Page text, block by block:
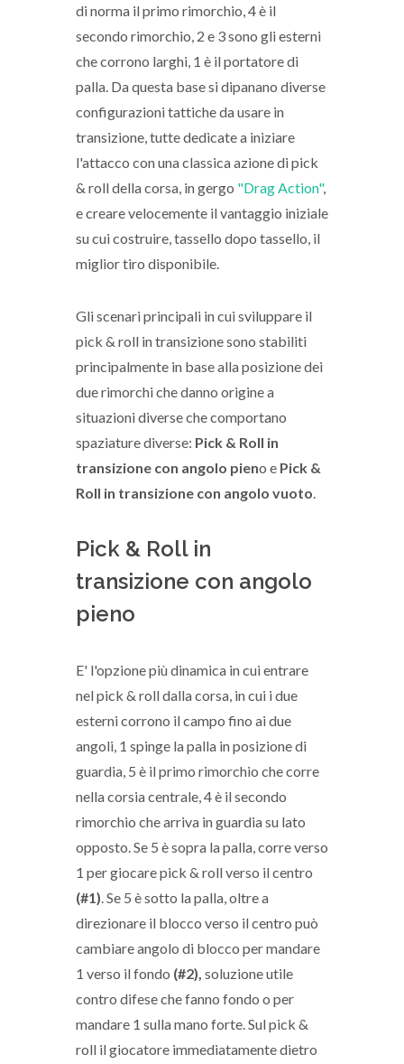
di norma il primo rimorchio, 4 è il
secondo rimorchio, 2 e 3 sono gli esterni
che corrono larghi, 1 è il portatore di
palla. Da questa base si dipanano diverse
configurazioni tattiche da usare in
transizione, tutte dedicate a iniziare
l'attacco con una classica azione di pick
& roll della corsa, in gergo "Drag Action",
e creare velocemente il vantaggio iniziale
su cui costruire, tassello dopo tassello, il
miglior tiro disponibile.
Gli scenari principali in cui sviluppare il
pick & roll in transizione sono stabiliti
principalmente in base alla posizione dei
due rimorchi che danno origine a
situazioni diverse che comportano
spaziature diverse: Pick & Roll in
transizione con angolo pieno e Pick &
Roll in transizione con angolo vuoto
Pick & Roll in
transizione con angolo
pieno
E' l'opzione più dinamica in cui entrare
nel pick & roll dalla corsa, in cui i due
esterni corrono il campo fino ai due
angoli, 1 spinge la palla in posizione di
guardia, 5 è il primo rimorchio che corre
nella corsia centrale, 4 è il secondo
rimorchio che arriva in guardia su lato
opposto. Se 5 è sopra la palla, corre verso
1 per giocare pick & roll verso il centro
(#1) . Se 5 è sotto la palla, oltre a
direzionare il blocco verso il centro può
cambiare angolo di blocco per mandare
1 verso il fondo (#2), soluzione utile
contro difese che fanno fondo o per
mandare 1 sulla mano forte. Sul pick &
roll il giocatore immediatamente dietro